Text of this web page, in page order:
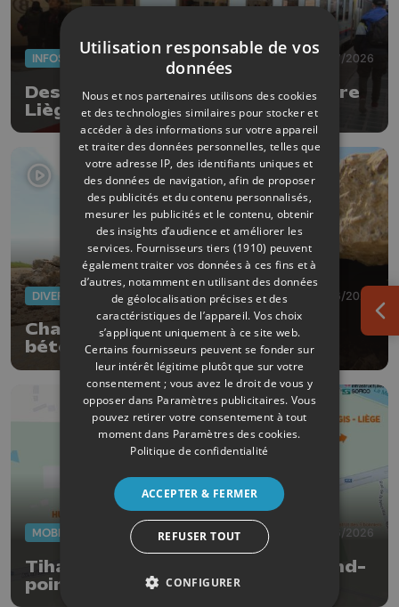
INFOS 20/07/2026
Des travaux sur la ligne ferrioviaire
Liège-Bruxelles
DIVERS 26/06/2026
Chaleurs records : des voiries en
béton se soulèvent
MOBILITÉ 23/06/2026
Tihange : fermeture totale du rond-
point du 27 juin au 4 juillet
Utilisation responsable de vos
données
Nous et nos partenaires utilisons des cookies
et des technologies similaires pour stocker et
accéder à des informations sur votre appareil
et traiter des données personnelles, telles que
votre adresse IP, des identifiants uniques et
des données de navigation, afin de proposer
des publicités et du contenu personnalisés,
mesurer les publicités et le contenu, obtenir
des insights d’audience et améliorer les
services. Fournisseurs tiers (1910) peuvent
également traiter vos données à ces fins et à
d’autres, notamment en utilisant des données
de géolocalisation précises et des
caractéristiques de l’appareil. Vos choix
s’appliquent uniquement à ce site web.
Certains fournisseurs peuvent se fonder sur
leur intérêt légitime plutôt que sur votre
consentement ; vous avez le droit de vous y
opposer dans Paramètres publicitaires. Vous
pouvez retirer votre consentement à tout
moment dans Paramètres des cookies.
Politique de confidentialité
ACCEPTER & FERMER
REFUSER TOUT
CONFIGURER